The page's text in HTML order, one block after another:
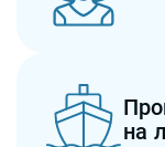
на